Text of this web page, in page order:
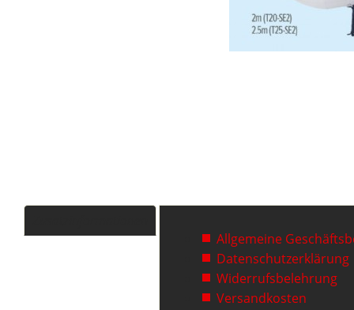
Allgemeine
Datenschutzerklärung
Widerrufsbelehrung
Versandkosten